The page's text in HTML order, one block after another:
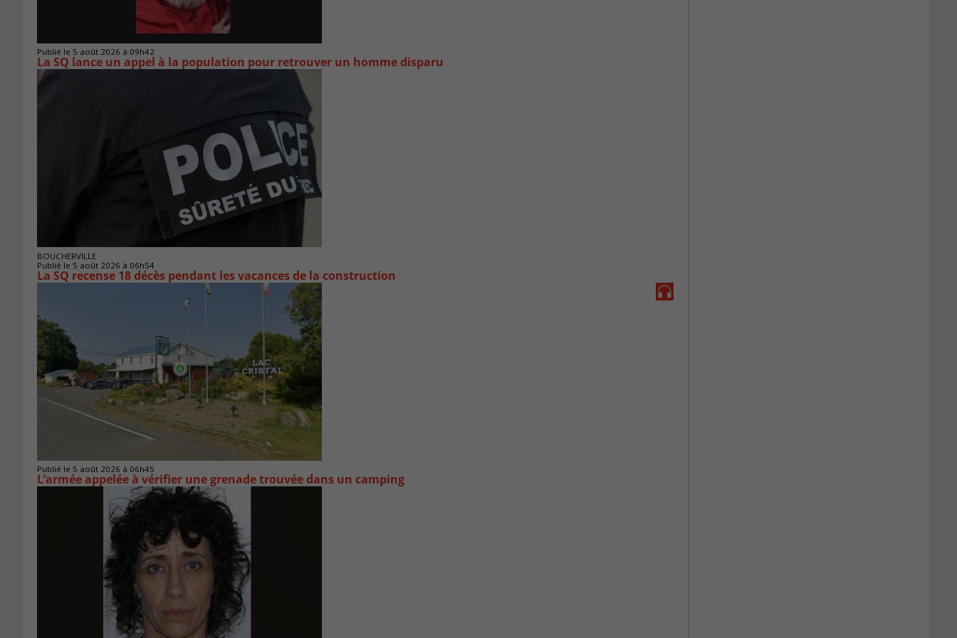
Publié le 5 août 2026 à 09h42
La SQ lance un appel à la population pour retrouver un homme disparu
BOUCHERVILLE
Publié le 5 août 2026 à 06h54
La SQ recense 18 décès pendant les vacances de la construction
Publié le 5 août 2026 à 06h45
L’armée appelée à vérifier une grenade trouvée dans un camping